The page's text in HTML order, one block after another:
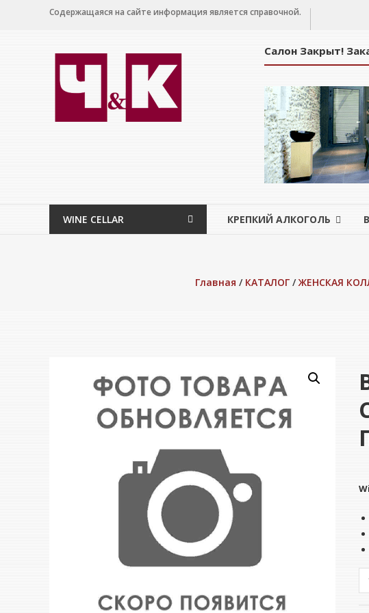
Содержащаяся на сайте информация является справочной.
WINE
CELLAR
Салон Закрыт!
WINE CELLAR КРЕПКИЙ АЛКОГОЛЬ
Главная / КАТАЛОГ /ЖЕНСКАЯ